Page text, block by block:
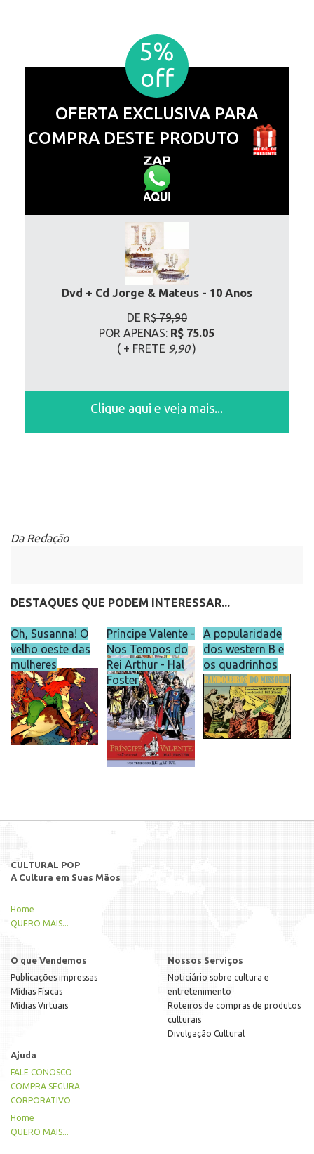
5%
off
OFERTA EXCLUSIVA PARA
COMPRA DESTE PRODUTO
Dvd + Cd Jorge & Mateus - 10 Anos
DE R$79,90
POR APENAS: R$ 75.05
( + FRETE 9,90)
Clique aqui e veja mais...
Da Redação
DESTAQUES QUE PODEM INTERESSAR...
Oh, Susanna! O
velho oeste das
mulheres
Príncipe Valente -
Nos Tempos do
Rei Arthur - Hal
Foster
A popularidade
dos western B e
os quadrinhos
CULTURAL POP
A Cultura em Suas Mãos
Home
QUERO MAIS...
O que Vendemos
Publicações impressas
Mídias Físicas
Mídias Virtuais
Nossos Serviços
Noticiário sobre cultura e
entretenimento
Roteiros de compras de produtos
culturais
Divulgação Cultural
Ajuda
FALE CONOSCO
COMPRA SEGURA
CORPORATIVO
Home
QUERO MAIS...